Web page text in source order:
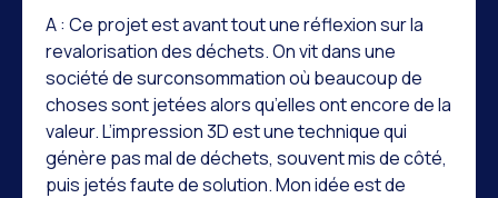
A : Ce projet est avant tout une réflexion sur la
revalorisation des déchets. On vit dans une
société de surconsommation où beaucoup de
choses sont jetées alors qu’elles ont encore de la
valeur. L’impression 3D est une technique qui
génère pas mal de déchets, souvent mis de côté,
puis jetés faute de solution. Mon idée est de